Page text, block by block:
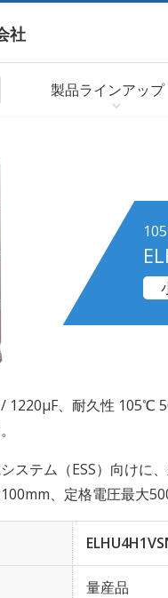
社
製品ラインアップ
1220µF、耐久性 105℃
ステム（ESS）向けに
、定格電圧最大
量産品